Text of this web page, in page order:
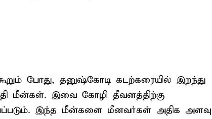
போது, தனுஷ்கோடி கடற்கரையில் இறந்து
மீன்கள். இவை கோழி தீவனத்திற்கு
இந்த மீன்களை மீனவர்கள் அதிக அளவு